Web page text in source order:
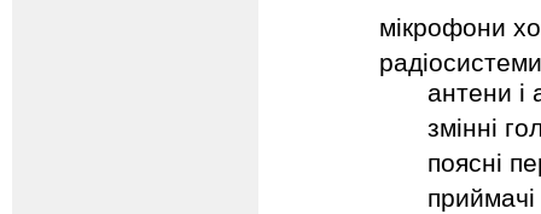
мікрофони
радіосистеми
антени і
змінні
поясні